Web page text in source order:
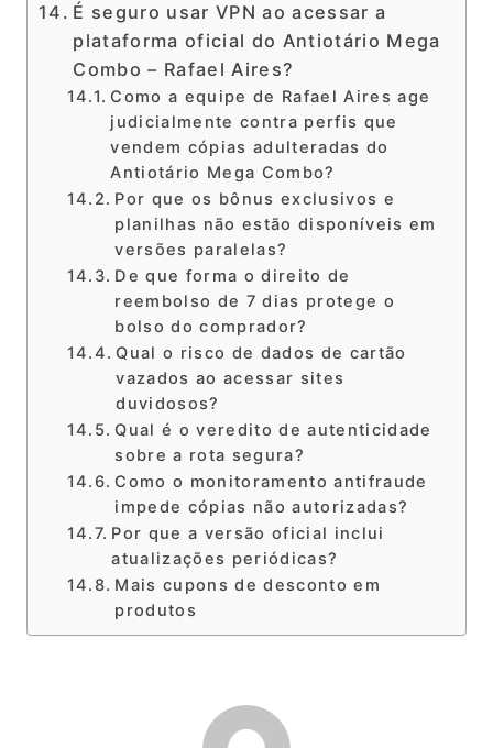
É seguro usar VPN ao acessar a
plataforma oficial do Antiotário Mega
Combo – Rafael Aires?
Como a equipe de Rafael Aires age
judicialmente contra perfis que
vendem cópias adulteradas do
Antiotário Mega Combo?
Por que os bônus exclusivos e
planilhas não estão disponíveis em
versões paralelas?
De que forma o direito de
reembolso de 7 dias protege o
bolso do comprador?
Qual o risco de dados de cartão
vazados ao acessar sites
duvidosos?
Qual é o veredito de autenticidade
sobre a rota segura?
Como o monitoramento antifraude
impede cópias não autorizadas?
Por que a versão oficial inclui
atualizações periódicas?
Mais cupons de desconto em
produtos